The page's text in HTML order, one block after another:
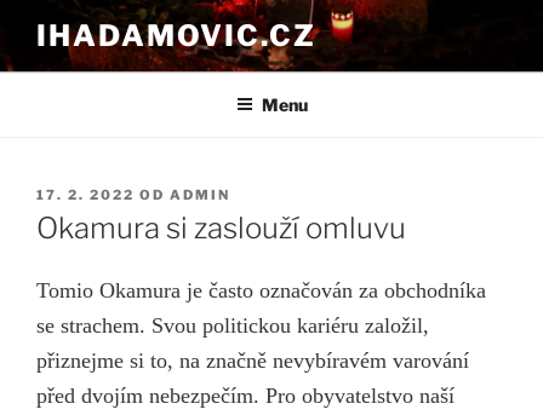
obsahu
IHADAMOVIC.CZ
Menu
PUBLIKOVÁNO
17. 2. 2022 OD ADMIN
Okamura si zaslouží omluvu
Tomio Okamura je často označován za obchodníka
se strachem. Svou politickou kariéru založil,
přiznejme si to, na značně nevybíravém varování
před dvojím nebezpečím. Pro obyvatelstvo naší